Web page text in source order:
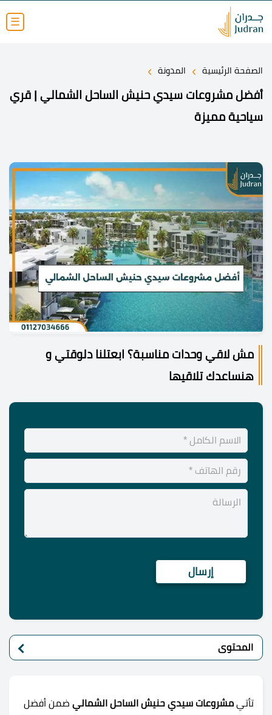
☰
الصفحة الرئيسية › المدونة ›
أفضل مشروعات سيدي حنيش الساحل الشمالي | قري
سياحية مميزة
مش لاقي وحدات مناسبة؟ ابعتلنا دلوقتي و
هنساعدك تلاقيها
المحتوى
تأتي مشروعات سيدي حنيش الساحل الشمالي ضمن أفضل